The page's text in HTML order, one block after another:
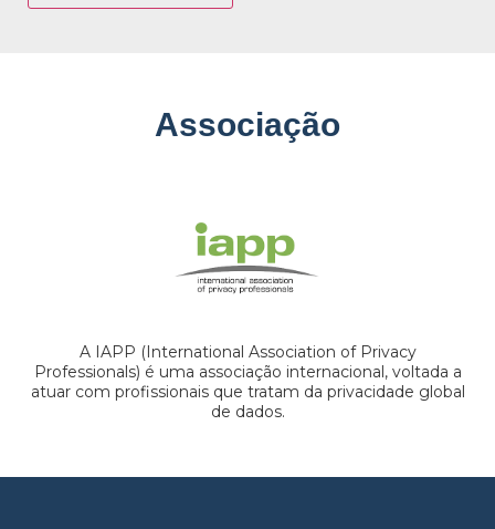
Associação
A IAPP (International Association of Privacy
Professionals) é uma associação internacional, voltada a
atuar com profissionais que tratam da privacidade global
de dados.